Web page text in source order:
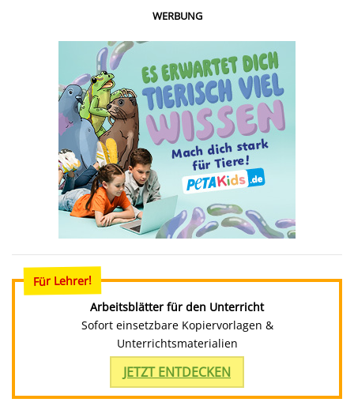
WERBUNG
Für Lehrer!
Arbeitsblätter für den Unterricht
Sofort einsetzbare Kopiervorlagen &
Unterrichtsmaterialien
JETZT ENTDECKEN